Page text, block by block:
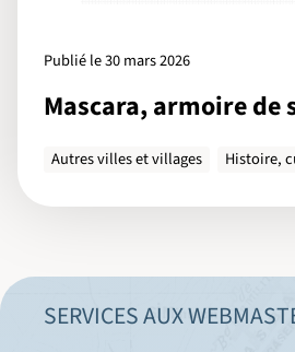
Publié le 30 mars 2026
Mascara, armoire de
Autres villes et villages Histoire,
SERVICES AUX